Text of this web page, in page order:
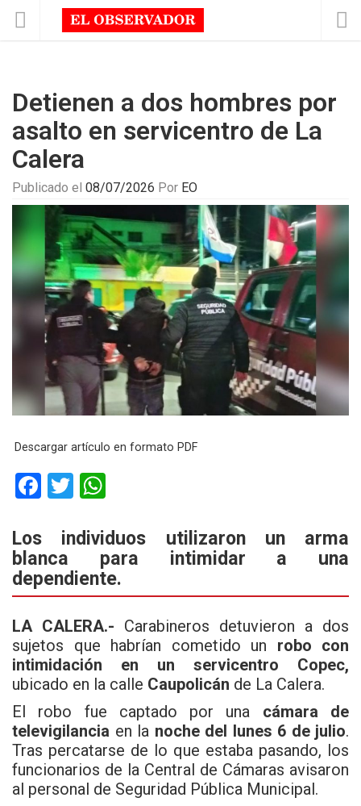
Detienen a dos hombres por
asalto en servicentro de La
Calera
Publicado el 08/07/2026 Por EO
Descargar artículo en formato PDF
F
ce
b
o
o
k
T
tt
er
at
s
A
p
Los individuos utilizaron un arma
blanca para intimidar a una
dependiente.
LA CALERA.- Carabineros detuvieron a dos
sujetos que habrían cometido un robo con
intimidación en un servicentro Copec,
ubicado en la calle Caupolicán de La Calera.
El robo fue captado por una cámara de
televigilancia en la noche del lunes 6 de julio.
Tras percatarse de lo que estaba pasando, los
funcionarios de la Central de Cámaras avisaron
al personal de Seguridad Pública Municipal.